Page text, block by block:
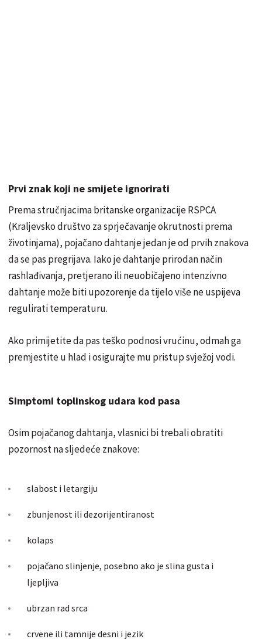
Prvi znak koji ne smijete ignorirati
Prema stručnjacima britanske organizacije RSPCA
(Kraljevsko društvo za sprječavanje okrutnosti prema
životinjama), pojačano dahtanje jedan je od prvih znakova
da se pas pregrijava. Iako je dahtanje prirodan način
rashlađivanja, pretjerano ili neuobičajeno intenzivno
dahtanje može biti upozorenje da tijelo više ne uspijeva
regulirati temperaturu.
Ako primijetite da pas teško podnosi vrućinu, odmah ga
premjestite u hlad i osigurajte mu pristup svježoj vodi.
Simptomi toplinskog udara kod pasa
Osim pojačanog dahtanja, vlasnici bi trebali obratiti
pozornost na sljedeće znakove:
slabost i letargiju
zbunjenost ili dezorijentiranost
kolaps
pojačano slinjenje, posebno ako je slina gusta i
ljepljiva
ubrzan rad srca
crvene ili tamnije desni i jezik